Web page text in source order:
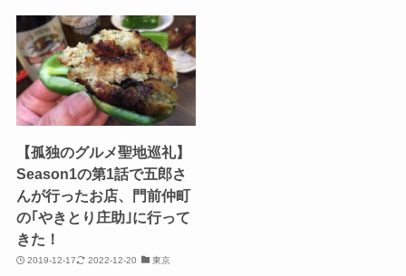
【孤独のグルメ聖地巡礼】
Season1の第1話で五郎さ
んが行ったお店、門前仲町
の｢やきとり庄助｣に行って
きた！
2019-12-17 2022-12-20 東京